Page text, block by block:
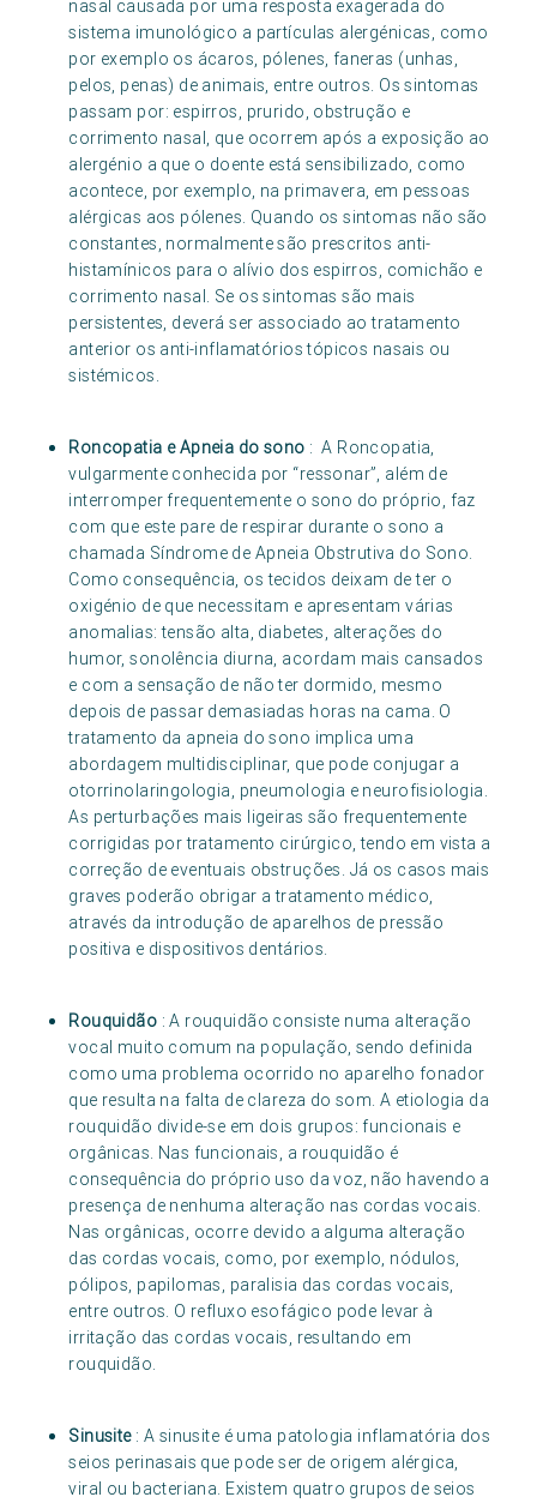
nasal causada por uma resposta exagerada do
sistema imunológico a partículas alergénicas, como
por exemplo os ácaros, pólenes, faneras (unhas,
pelos, penas) de animais, entre outros. Os sintomas
passam por: espirros, prurido, obstrução e
corrimento nasal, que ocorrem após a exposição ao
alergénio a que o doente está sensibilizado, como
acontece, por exemplo, na primavera, em pessoas
alérgicas aos pólenes. Quando os sintomas não são
constantes, normalmente são prescritos anti-
histamínicos para o alívio dos espirros, comichão e
corrimento nasal. Se os sintomas são mais
persistentes, deverá ser associado ao tratamento
anterior os anti-inflamatórios tópicos nasais ou
sistémicos.
Roncopatia e Apneia do sono : A Roncopatia,
vulgarmente conhecida por “ressonar”, além de
interromper frequentemente o sono do próprio, faz
com que este pare de respirar durante o sono a
chamada Síndrome de Apneia Obstrutiva do Sono.
Como consequência, os tecidos deixam de ter o
oxigénio de que necessitam e apresentam várias
anomalias: tensão alta, diabetes, alterações do
humor, sonolência diurna, acordam mais cansados
e com a sensação de não ter dormido, mesmo
depois de passar demasiadas horas na cama. O
tratamento da apneia do sono implica uma
abordagem multidisciplinar, que pode conjugar a
otorrinolaringologia, pneumologia e neurofisiologia.
As perturbações mais ligeiras são frequentemente
corrigidas por tratamento cirúrgico, tendo em vista a
correção de eventuais obstruções. Já os casos mais
graves poderão obrigar a tratamento médico,
através da introdução de aparelhos de pressão
positiva e dispositivos dentários.
Rouquidão : A rouquidão consiste numa alteração
vocal muito comum na população, sendo definida
como uma problema ocorrido no aparelho fonador
que resulta na falta de clareza do som. A etiologia da
rouquidão divide-se em dois grupos: funcionais e
orgânicas. Nas funcionais, a rouquidão é
consequência do próprio uso da voz, não havendo a
presença de nenhuma alteração nas cordas vocais.
Nas orgânicas, ocorre devido a alguma alteração
das cordas vocais, como, por exemplo, nódulos,
pólipos, papilomas, paralisia das cordas vocais,
entre outros. O refluxo esofágico pode levar à
irritação das cordas vocais, resultando em
rouquidão.
Sinusite: A sinusite é uma patologia inflamatória dos
seios perinasais que pode ser de origem alérgica,
viral ou bacteriana. Existem quatro grupos de seios